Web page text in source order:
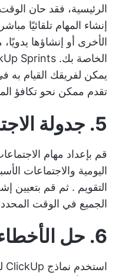
الرئيسية، فقد حان
الأخرى أو إنشاؤها
الخاصة بك. Sprints
يمكن لفريقك القيام به
تقدم ممكن نحو تكافؤ
5. جدولة الاجتماعات
قم بإعداد مهام
اليومية والاجتماعات
التقويم . ثم قم بتعيين
الجميع في الوقت
6. حل الأخطاء
استخدم نماذج ClickUp